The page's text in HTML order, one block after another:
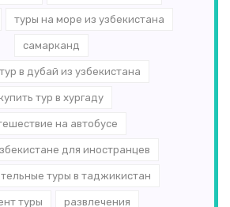
туры на море из узбекистана
самарканд
в дубай из узбекистана
тур в хургаду
на автобусе
для иностранцев
туры в таджикистан
туры развлечения